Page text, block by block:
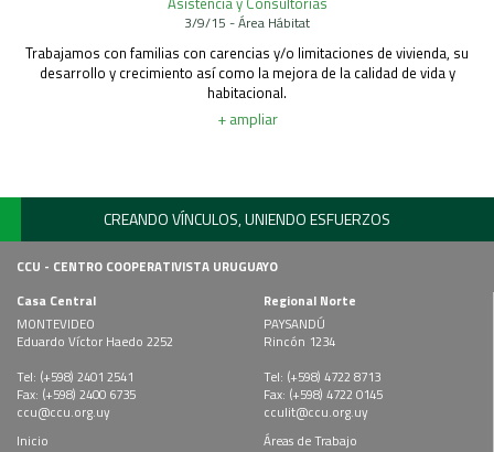
3/9/15 - Área Hábitat
Trabajamos con familias con carencias y/o limitaciones de vivienda, su
desarrollo y crecimiento así como la mejora de la calidad de vida y
habitacional.
+ ampliar
CREANDO VÍNCULOS, UNIENDO ESFUERZOS
CCU - CENTRO COOPERATIVISTA URUGUAYO
Casa Central
MONTEVIDEO
Eduardo Víctor Haedo 2252
Tel: (+598) 2401 2541
Fax: (+598) 2400 6735
ccu@ccu.org.uy
Regional Norte
PAYSANDÚ
Rincón 1234
Tel: (+598) 4722 8713
Fax: (+598) 4722 0145
cculit@ccu.org.uy
Inicio
Áreas de Trabajo